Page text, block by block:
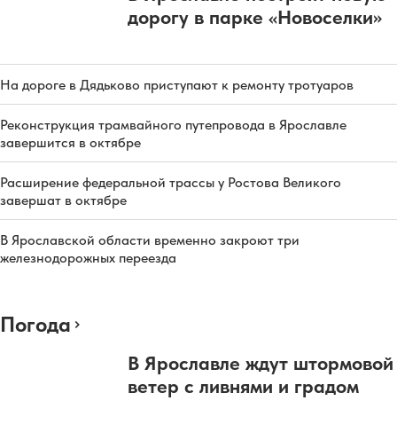
дорогу в парке «Новоселки»
На дороге в Дядьково приступают к ремонту тротуаров
Реконструкция трамвайного путепровода в Ярославле
завершится в октябре
Расширение федеральной трассы у Ростова Великого
завершат в октябре
В Ярославской области временно закроют три
железнодорожных переезда
Погода
В Ярославле ждут штормовой
ветер с ливнями и градом